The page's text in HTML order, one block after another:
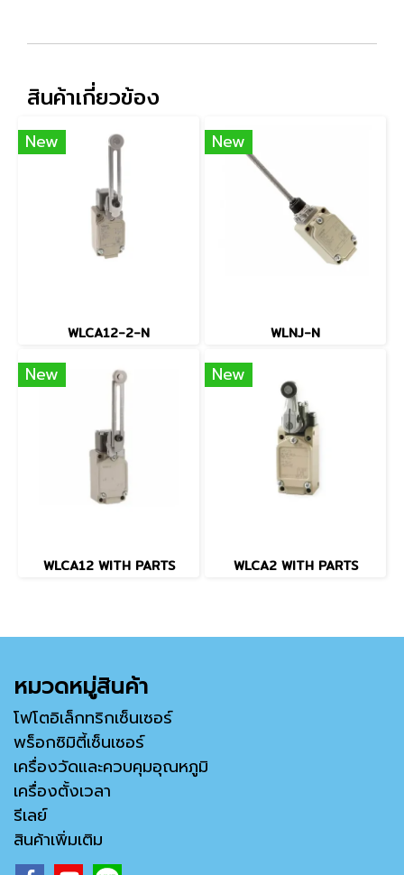
สินค้าเกี่ยวข้อง
New
WLCA12-2-N
New
WLNJ-N
New
WLCA12 WITH PARTS
New
WLCA2 WITH PARTS
หมวดหมู่สินค้า
โฟโตอิเล็กทริกเซ็นเซอร์
พร็อกซิมิตี้เซ็นเซอร์
เครื่องวัดและควบคุมอุณหภูมิ
เครื่องตั้งเวลา
รีเลย์
สินค้าเพิ่มเติม